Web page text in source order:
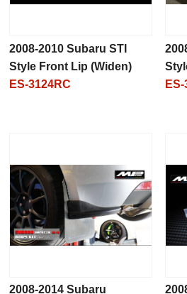
2008-2010 Subaru STI
Style Front Lip (Widen)
ES-3124RC
2008-2014 Subaru